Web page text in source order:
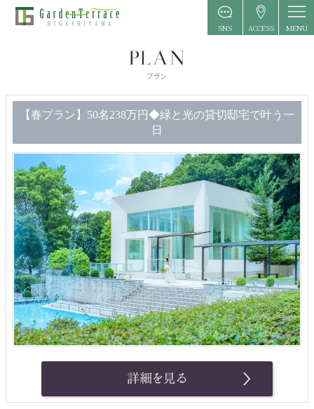
SNS ACCESS MENU
【春プラン】50名238万円◆緑と光の貸切邸宅で叶う一
日